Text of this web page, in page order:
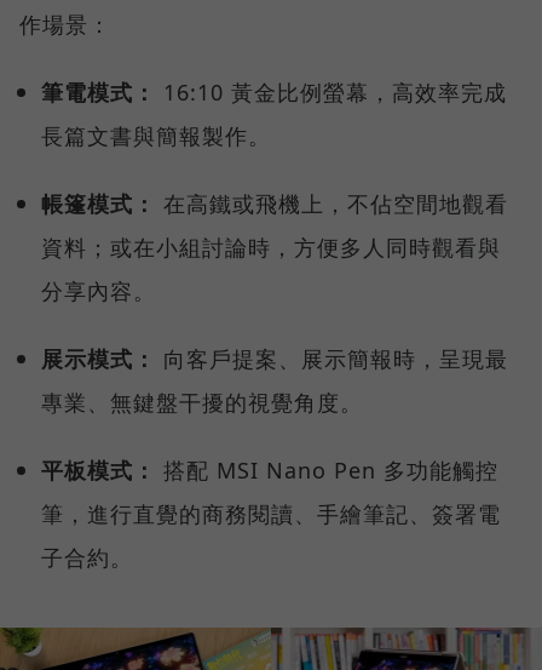
作場景：
筆電模式：
16:10 黃金比例螢幕，高效率完成
長篇文書與簡報製作。
帳篷模式： 在高鐵或飛機上，不佔空間地觀看
資料；或在小組討論時，方便多人同時觀看與
分享內容。
展示模式：
向客戶提案、展示簡報時，呈現最
專業、無鍵盤干擾的視覺角度。
平板模式： 搭配 MSI Nano Pen 多功能觸控
筆，進行直覺的商務閱讀、手繪筆記、簽署電
子合約。